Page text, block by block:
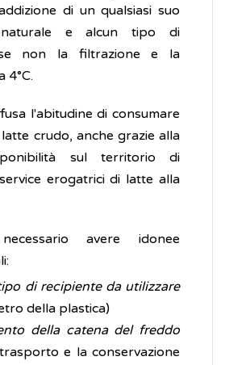
di un qualsiasi suo
naturale e alcun tipo di
non la filtrazione e la
4°C.
l'abitudine di consumare
crudo, anche grazie alla
sul territorio di
erogatrici di latte alla
avere idonee
di recipiente da utilizzare
della plastica)
della catena del freddo
e la conservazione